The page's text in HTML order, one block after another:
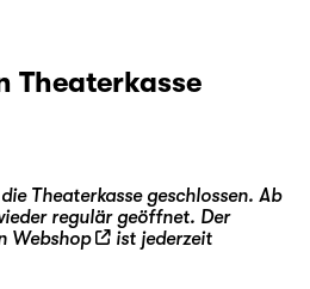
2011. Die Jury
feine Gespür des
Themen,
und der bis zum
durchgehaltene
den Roman
Theaterkasse
Theaterkasse geschlossen. Ab
regulär geöffnet. Der
Webshop
ist jederzeit